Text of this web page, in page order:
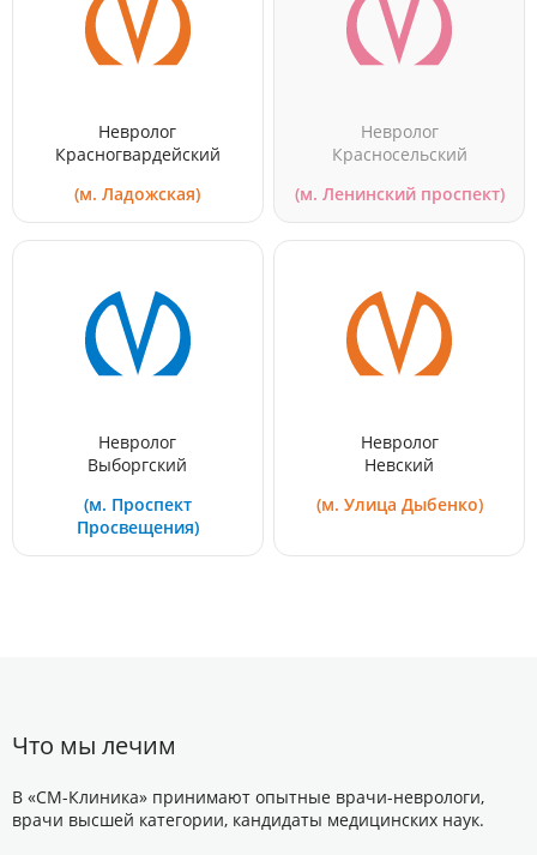
Невролог
Красногвардейский
(м. Ладожская)
Невролог
Красносельский
(м. Ленинский проспект)
Невролог
Выборгский
(м. Проспект
Просвещения)
Невролог
Невский
(м. Улица Дыбенко)
Что мы лечим
В «СМ-Клиника» принимают опытные врачи-неврологи,
врачи высшей категории, кандидаты медицинских наук.